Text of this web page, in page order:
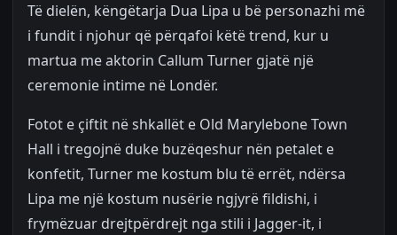
Të dielën, këngëtarja Dua Lipa u bë personazhi më
i fundit i njohur që përqafoi këtë trend, kur u
martua me aktorin Callum Turner gjatë një
ceremonie intime në Londër.
Fotot e çiftit në shkallët e Old Marylebone Town
Hall i tregojnë duke buzëqeshur nën petalet e
konfetit, Turner me kostum blu të errët, ndërsa
Lipa me një kostum nusërie ngjyrë fildishi, i
frymëzuar drejtpërdrejt nga stili i Jagger-it, i